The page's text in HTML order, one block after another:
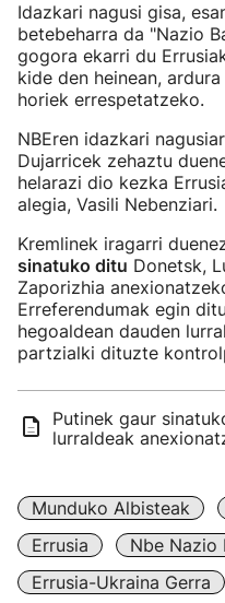
Idazkari nagusi gisa,
betebeharra da "Nazio
gogora ekarri du
kide den heinean,
horiek errespetatzeko.
NBEren idazkari
Dujarricek zehaztu
helarazi dio kezka
alegia, Vasili Nebenziari.
Kremlinek iragarri
sinatuko ditu Donetsk,
Zaporizhia
Erreferendumak egin
hegoaldean dauden
partzialki dituzte
Putinek gaur
lurraldeak
Munduko Albisteak
Errusia
Nbe Nazio
Errusia-Ukraina Gerra